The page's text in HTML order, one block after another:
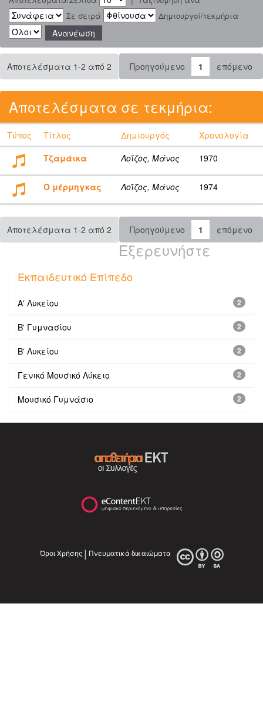
Σε σειρά
Δημιουργοί/τεκμήρια
Αποτελέσματα 1-2 από 2 Προηγούμενο 1 επόμενο
Αποτελέσματα σε τεκμήρια:
Τύπος Τίτλος Δημιουργός
Χρονολογία
Τζαμάικα
Λοΐζος, Μάνος 1970
Ο μέρμηγκας Λοΐζος, Μάνος 1974
Αποτελέσματα 1-2 από 2 Προηγούμενο 1 επόμενο
Εξερευνήστε
Εκπαιδευτικό Επίπεδο
2
Α' Λυκείου
2
Β' Γυμνασίου
2
Β' Λυκείου
2
Γενικό Μουσικό Λύκειο
2
Μουσικό Γυμνάσιο